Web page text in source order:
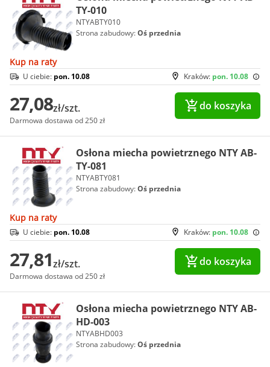
TY-010
NTYABTY010
Strona zabudowy:Oś przednia
Kup na raty
Kraków: pon. 10.08
U ciebie: pon. 10.08
27,08zł/szt.
Darmowa dostawa od 250 zł
do koszyka
Osłona miecha powietrznego NTY AB-
TY-081
NTYABTY081
Strona zabudowy:Oś przednia
Kup na raty
Kraków: pon. 10.08
U ciebie: pon. 10.08
27,81zł/szt.
Darmowa dostawa od 250 zł
do koszyka
Osłona miecha powietrznego NTY AB-
HD-003
NTYABHD003
Strona zabudowy:Oś przednia